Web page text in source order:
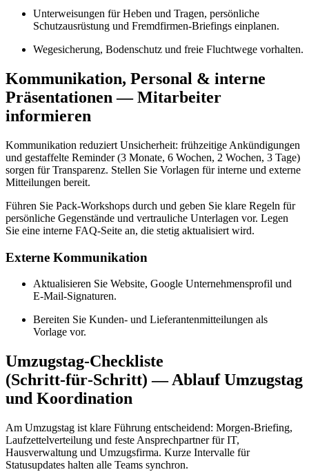
Unterweisungen für Heben und Tragen, persönliche
Schutzausrüstung und Fremdfirmen‑Briefings einplanen.
Wegesicherung, Bodenschutz und freie Fluchtwege vorhalten.
Kommunikation, Personal & interne
Präsentationen — Mitarbeiter
informieren
Kommunikation reduziert Unsicherheit: frühzeitige Ankündigungen
und gestaffelte Reminder (3 Monate, 6 Wochen, 2 Wochen, 3 Tage)
sorgen für Transparenz. Stellen Sie Vorlagen für interne und externe
Mitteilungen bereit.
Führen Sie Pack‑Workshops durch und geben Sie klare Regeln für
persönliche Gegenstände und vertrauliche Unterlagen vor. Legen
Sie eine interne FAQ‑Seite an, die stetig aktualisiert wird.
Externe Kommunikation
Aktualisieren Sie Website, Google Unternehmensprofil und
E‑Mail‑Signaturen.
Bereiten Sie Kunden‑ und Lieferantenmitteilungen als
Vorlage vor.
Umzugstag‑Checkliste
(Schritt‑für‑Schritt) — Ablauf Umzugstag
und Koordination
Am Umzugstag ist klare Führung entscheidend: Morgen‑Briefing,
Laufzettelverteilung und feste Ansprechpartner für IT,
Hausverwaltung und Umzugsfirma. Kurze Intervalle für
Statusupdates halten alle Teams synchron.